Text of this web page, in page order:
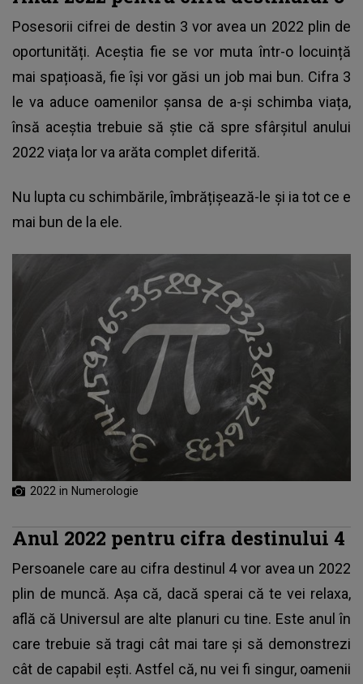
Posesorii cifrei de destin 3 vor avea un 2022 plin de
oportunități. Aceștia fie se vor muta într-o locuință
mai spațioasă, fie își vor găsi un job mai bun. Cifra 3
le va aduce oamenilor șansa de a-și schimba viața,
însă aceștia trebuie să știe că spre sfârșitul anului
2022 viața lor va arăta complet diferită.
Nu lupta cu schimbările, îmbrățișează-le și ia tot ce e
mai bun de la ele.
2022 in Numerologie
Anul 2022 pentru cifra destinului 4
Persoanele care au cifra destinul 4 vor avea un 2022
plin de muncă. Așa că, dacă sperai că te vei relaxa,
află că Universul are alte planuri cu tine. Este anul în
care trebuie să tragi cât mai tare și să demonstrezi
cât de capabil ești. Astfel că, nu vei fi singur, oamenii